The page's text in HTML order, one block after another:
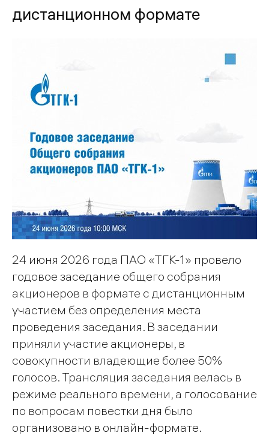
дистанционном формате
24 июня 2026 года ПАО «ТГК-1» провело
годовое заседание общего собрания
акционеров в формате с дистанционным
участием без определения места
проведения заседания. В заседании
приняли участие акционеры, в
совокупности владеющие более 50%
голосов. Трансляция заседания велась в
режиме реального времени, а голосование
по вопросам повестки дня было
организовано в онлайн-формате.